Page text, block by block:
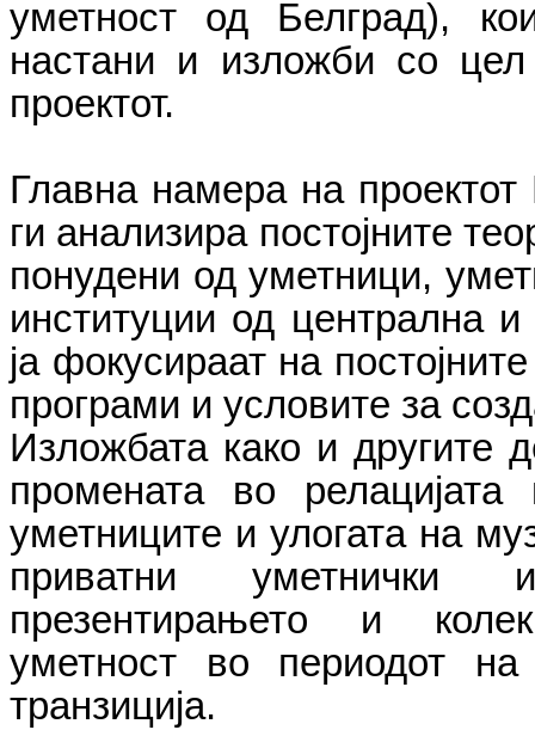
уметност од Белград),
настани и изложби со
проектот.
Главна намера на
ги анализира постојните
понудени од уметници,
институции од централна и
ја фокусираат на
програми и условите за
Изложбата како и другите
промената во
уметниците и улогата на
приватни уметнички
презентирањето и
уметност во периодот на
транзиција.